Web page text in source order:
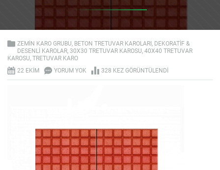
ZEMIN KARO GRUBU BETON TRETUVAR KAROLARI DEKORATIF &
DESENLI KAROLAR 30X30 TRETUVAR KAROSU 40X40 TRETUVAR
KAROSU TRETUVAR KARO
22 EKIM
YORUM YOK 328 KEZ GÖRÜNTÜLENDI